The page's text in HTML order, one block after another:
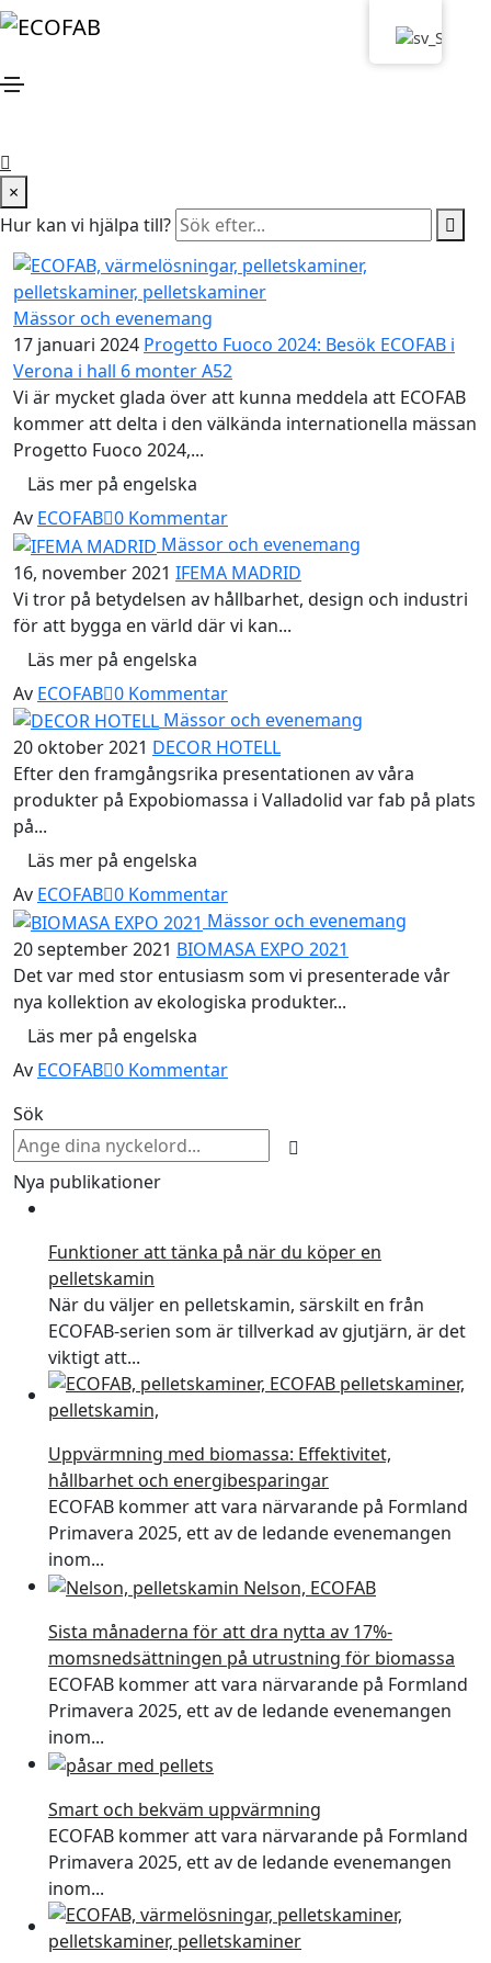
×
Hur kan vi hjälpa till?
1 oktober 2024
presenterar där sina värmelösningar...
Läs mer på engelska
Av ECOFAB 0 Kommentar
Mässor och evenemang
17 januari 2024 Progetto Fuoco 2024: Besök ECOFAB i
Verona i hall 6 monter A52
Vi är mycket glada över att kunna meddela att ECOFAB
kommer att delta i den välkända internationella mässan
Progetto Fuoco 2024,...
Läs mer på engelska
Av ECOFAB 0 Kommentar
Mässor och evenemang
16, november 2021 IFEMA MADRID
Vi tror på betydelsen av hållbarhet, design och industri
för att bygga en värld där vi kan...
Läs mer på engelska
Av ECOFAB 0 Kommentar
Mässor och evenemang
20 oktober 2021 DECOR HOTELL
Efter den framgångsrika presentationen av våra
produkter på Expobiomassa i Valladolid var fab på plats
på...
Läs mer på engelska
Av ECOFAB 0 Kommentar
Mässor och evenemang
20 september 2021 BIOMASA EXPO 2021
Det var med stor entusiasm som vi presenterade vår
nya kollektion av ekologiska produkter...
Läs mer på engelska
Av ECOFAB 0 Kommentar
Sök
Nya publikationer
Funktioner att tänka på när du köper en
pelletskamin
När du väljer en pelletskamin, särskilt en från
ECOFAB-serien som är tillverkad av gjutjärn, är det
viktigt att...
Uppvärmning med biomassa: Effektivitet,
hållbarhet och energibesparingar
ECOFAB kommer att vara närvarande på Formland
Primavera 2025, ett av de ledande evenemangen
inom...
Sista månaderna för att dra nytta av 17%-
momsnedsättningen på utrustning för biomassa
ECOFAB kommer att vara närvarande på Formland
Primavera 2025, ett av de ledande evenemangen
inom...
Smart och bekväm uppvärmning
ECOFAB kommer att vara närvarande på Formland
Primavera 2025, ett av de ledande evenemangen
inom...